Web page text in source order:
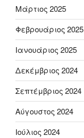
Μάρτιος 2025
Φεβρουάριος 2025
Ιανουάριος 2025
Δεκέμβριος 2024
Σεπτέμβριος 2024
Αύγουστος 2024
Ιούλιος 2024